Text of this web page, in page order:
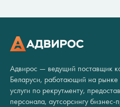
Адвирос — ведущий поставщик
Беларуси, работающий на
услуги по рекрутменту,
персонала, аутсорсингу бизнес-